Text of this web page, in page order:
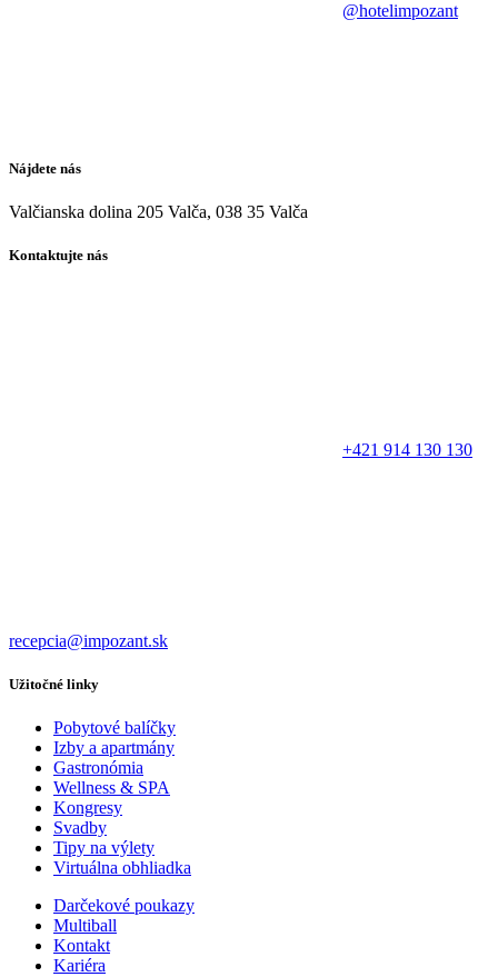
@hotelimpozant
Nájdete nás
Valčianska dolina 205 Valča, 038 35 Valča
Kontaktujte nás
+421 914 130 130
recepcia@impozant.sk
Užitočné linky
Pobytové balíčky
Izby a apartmány
Gastronómia
Wellness & SPA
Kongresy
Svadby
Tipy na výlety
Virtuálna obhliadka
Darčekové poukazy
Multiball
Kontakt
Kariéra